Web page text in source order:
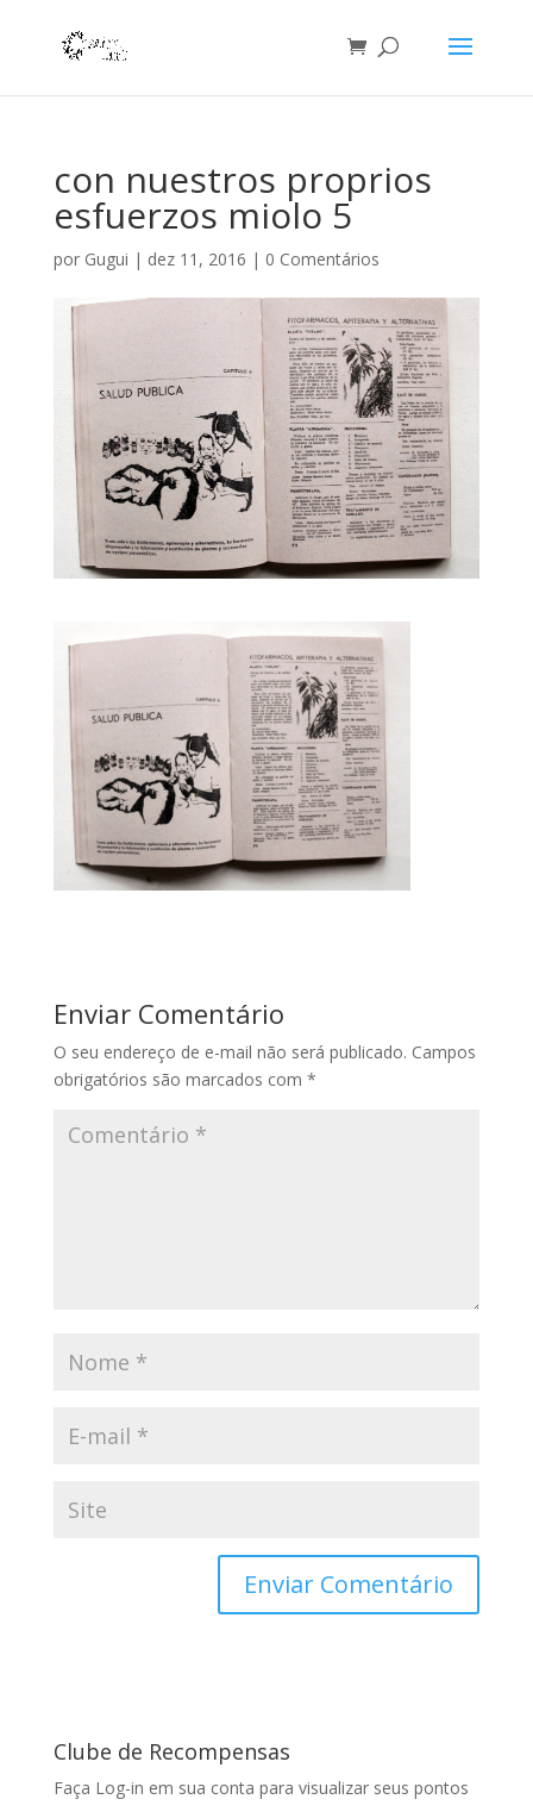
con nuestros proprios
esfuerzos miolo 5
por Gugui | dez 11, 2016 | 0 Comentários
Enviar Comentário
O seu endereço de e-mail não será publicado. Campos
obrigatórios são marcados com *
Clube de Recompensas
Faça Log-in em sua conta para visualizar seus pontos